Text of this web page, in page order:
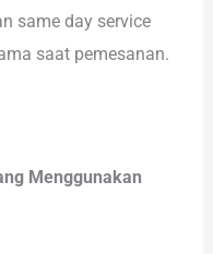
same day service
saat pemesanan.
Menggunakan